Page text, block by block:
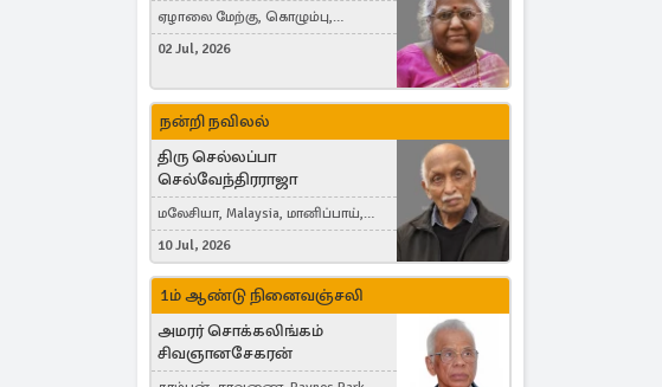
ஏழாலை மேற்கு, கொழும்பு,
தங்காலை, London, United Kingdom
02 Jul, 2026
நன்றி நவிலல்
திரு செல்லப்பா
செல்வேந்திரராஜா
மலேசியா, Malaysia, மானிப்பாய்,
Duisburg, Germany, London, United
Kingdom
10 Jul, 2026
1ம் ஆண்டு நினைவஞ்சலி
அமரர் சொக்கலிங்கம்
சிவஞானசேகரன்